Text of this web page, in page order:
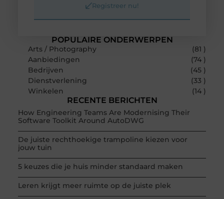
POPULAIRE ONDERWERPEN
Arts / Photography
(81 )
Aanbiedingen
(74 )
Bedrijven
(45 )
Dienstverlening
(33 )
Winkelen
(14 )
RECENTE BERICHTEN
How Engineering Teams Are Modernising Their
Software Toolkit Around AutoDWG
De juiste rechthoekige trampoline kiezen voor
jouw tuin
5 keuzes die je huis minder standaard maken
Leren krijgt meer ruimte op de juiste plek
Registreer nu!